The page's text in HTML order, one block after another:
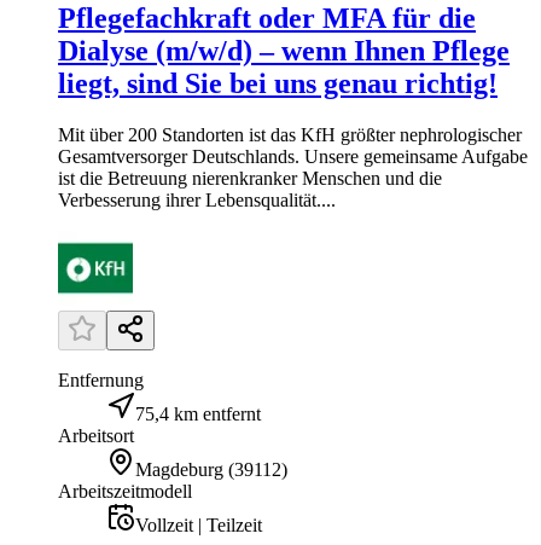
Pflegefachkraft oder MFA für die
Dialyse (m/w/d) – wenn Ihnen Pflege
liegt, sind Sie bei uns genau richtig!
Mit über 200 Standorten ist das KfH größter nephrologischer
Gesamtversorger Deutschlands. Unsere gemeinsame Aufgabe
ist die Betreuung nierenkranker Menschen und die
Verbesserung ihrer Lebensqualität....
Entfernung
75,4 km entfernt
Arbeitsort
Magdeburg (39112)
Arbeitszeitmodell
Vollzeit | Teilzeit